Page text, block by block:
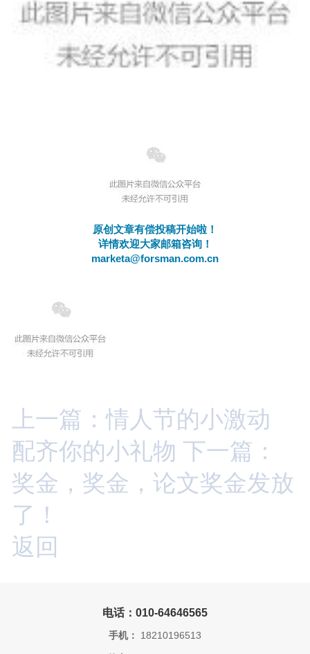
原创文章有偿投稿开始啦！
详情欢迎大家邮箱咨询！
marketa@forsman.com.cn
上一篇：情人节的小激动
配齐你的小礼物 下一篇：
奖金，奖金，论文奖金发放
了！
返回
电话：010-64646565
手机： 18210196513